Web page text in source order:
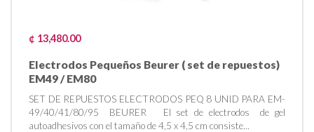
¢ 13,480.00
Electrodos Pequeños Beurer ( set de repuestos)
EM49 / EM80
SET DE REPUESTOS ELECTRODOS PEQ 8 UNID PARA EM-
49/40/41/80/95 BEURER El set de electrodos de gel
autoadhesivos con el tamaño de 4,5 x 4,5 cm consiste...